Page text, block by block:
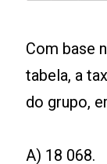
Com base
tabela, a
do grupo,
A) 18 068.